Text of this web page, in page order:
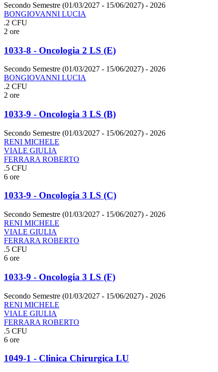
Secondo Semestre (01/03/2027 - 15/06/2027) - 2026
BONGIOVANNI LUCIA
.2 CFU
2 ore
1033-8 - Oncologia 2 LS (E)
Secondo Semestre (01/03/2027 - 15/06/2027) - 2026
BONGIOVANNI LUCIA
.2 CFU
2 ore
1033-9 - Oncologia 3 LS (B)
Secondo Semestre (01/03/2027 - 15/06/2027) - 2026
RENI MICHELE
VIALE GIULIA
FERRARA ROBERTO
.5 CFU
6 ore
1033-9 - Oncologia 3 LS (C)
Secondo Semestre (01/03/2027 - 15/06/2027) - 2026
RENI MICHELE
VIALE GIULIA
FERRARA ROBERTO
.5 CFU
6 ore
1033-9 - Oncologia 3 LS (F)
Secondo Semestre (01/03/2027 - 15/06/2027) - 2026
RENI MICHELE
VIALE GIULIA
FERRARA ROBERTO
.5 CFU
6 ore
1049-1 - Clinica Chirurgica LU